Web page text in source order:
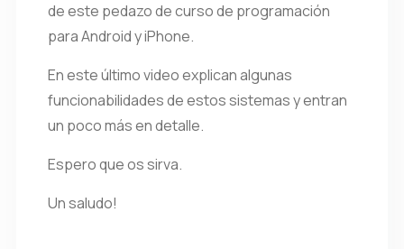
de este pedazo de curso de programación
para Android y iPhone.
En este último video explican algunas
funcionabilidades de estos sistemas y entran
un poco más en detalle.
Espero que os sirva.
Un saludo!